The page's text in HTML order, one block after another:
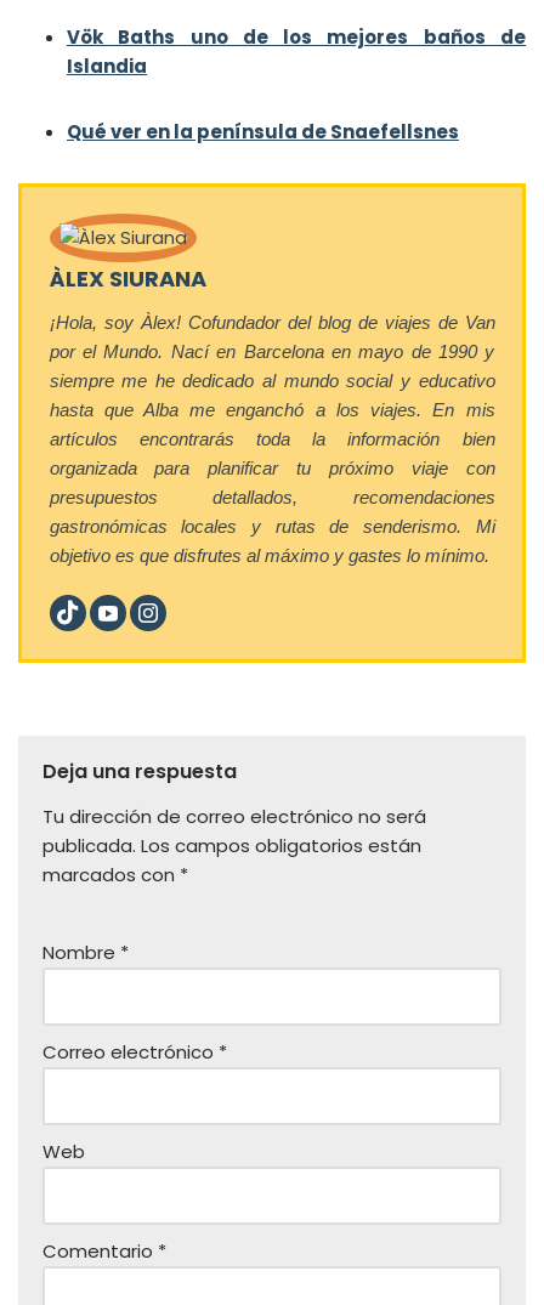
Vök Baths uno de los mejores baños de
Islandia
Qué ver en la península de Snaefellsnes
ÀLEX SIURANA
¡Hola, soy Àlex! Cofundador del blog de viajes de Van
por el Mundo. Nací en Barcelona en mayo de 1990 y
siempre me he dedicado al mundo social y educativo
hasta que Alba me enganchó a los viajes. En mis
artículos encontrarás toda la información bien
organizada para planificar tu próximo viaje con
presupuestos detallados, recomendaciones
gastronómicas locales y rutas de senderismo. Mi
objetivo es que disfrutes al máximo y gastes lo mínimo.
Deja una respuesta
Tu dirección de correo electrónico no será
publicada. Los campos obligatorios están
marcados con *
Nombre *
Correo electrónico *
Web
Comentario *